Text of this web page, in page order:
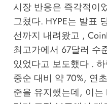
시장 반응은 즉각적이
그쳤다. HYPE는 발표
선까지 내려왔고 ,
최고가에서 67달러 수
있었다고 보도했다 .
중순 대비 약 70%, 연
준을 유지했는데, 이는